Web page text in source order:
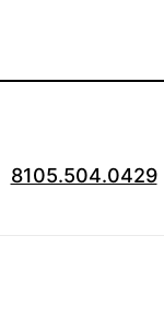
8105.504.0429